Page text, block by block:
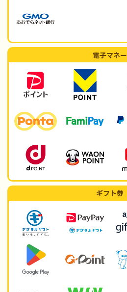
電子マネー
ギフト券